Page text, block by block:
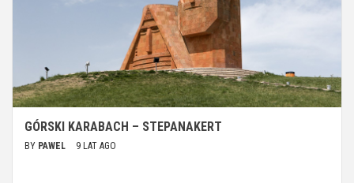
GÓRSKI KARABACH – STEPANAKERT
BY PAWEL 9 LAT AGO